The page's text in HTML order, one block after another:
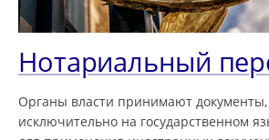
Нотариальный
Органы власти принимают документы,
исключительно на государственном